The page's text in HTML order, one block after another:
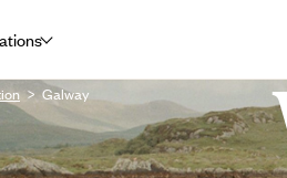
Galway